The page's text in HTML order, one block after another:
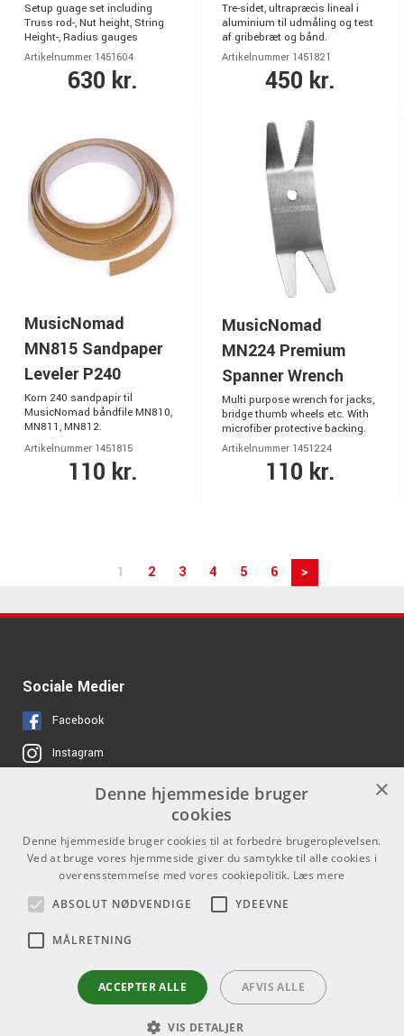
Setup guage set including
Truss rod-, Nut height, String
Height-, Radius gauges
Artikelnummer 1451604
630 kr.
Tre-sidet, ultrapræcis lineal i
aluminium til udmåling og test
af gribebræt og bånd.
Artikelnummer 1451821
450 kr.
MusicNomad
MN815 Sandpaper
Leveler P240
Korn 240 sandpapir til
MusicNomad båndfile MN810,
MN811, MN812.
Artikelnummer 1451815
110 kr.
MusicNomad
MN224 Premium
Spanner Wrench
Multi purpose wrench for jacks,
bridge thumb wheels etc. With
microfiber protective backing.
Artikelnummer 1451224
110 kr.
1 2 3 4 5 6 >
Sociale Medier
Facebook
Instagram
Job hos os
Agenturer
Log ind
GDPR & Cookies
Kontakt
Som privatperson kan du ikke
købe på denne hjemmeside, alt
salg foregår gennem vores
forhandlere.
×
Denne hjemmeside bruger
cookies
Denne hjemmeside bruger cookies til at forbedre brugeroplevelsen.
Ved at bruge vores hjemmeside giver du samtykke til alle cookies i
overensstemmelse med vores cookiepolitik. Læs mere
ABSOLUT NØDVENDIGE
YDEEVNE
MÅLRETNING
ACCEPTER ALLE AFVIS ALLE
VIS DETALJER